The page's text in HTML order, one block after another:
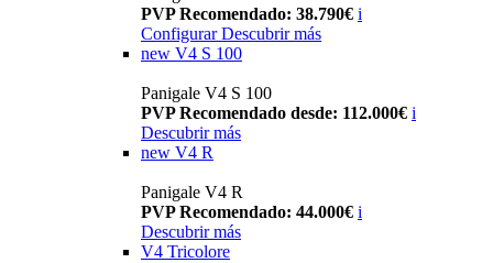
PVP Recomendado: 38.790€ i
Configurar Descubrir más
new V4 S 100
Panigale V4 S 100
PVP Recomendado desde: 112.000€ i
Descubrir más
new V4 R
Panigale V4 R
PVP Recomendado: 44.000€ i
Descubrir más
V4 Tricolore